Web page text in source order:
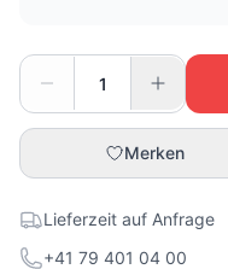
Merken
Lieferzeit auf Anfrage
+41 79 401 04 00